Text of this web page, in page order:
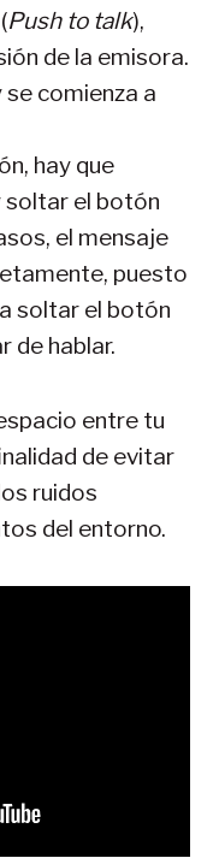
Push to talk),
de la emisora.
se comienza a
hay que
soltar el botón
el mensaje
puesto
soltar el botón
de hablar.
entre tu
de evitar
ruidos
del entorno.